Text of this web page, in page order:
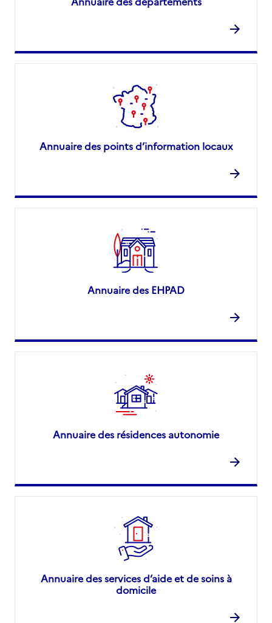
Annuaire des points d’information locaux
Annuaire des EHPAD
Annuaire des résidences autonomie
Annuaire des services d’aide et de soins à
domicile